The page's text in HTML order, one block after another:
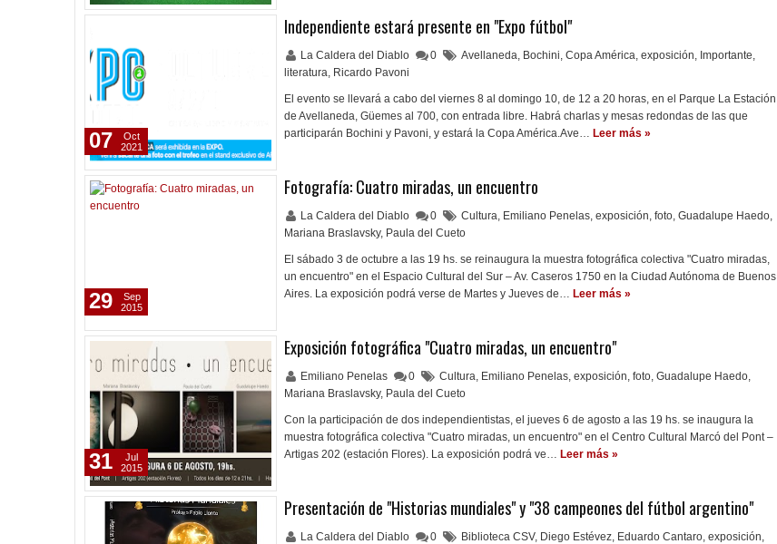
Independiente estará presente en "Expo fútbol"
La Caldera del Diablo 0 Avellaneda, Bochini, Copa América, exposición, Importante,
literatura, Ricardo Pavoni
El evento se llevará a cabo del viernes 8 al domingo 10, de 12 a 20 horas, en el Parque La Estación
de Avellaneda, Güemes al 700, con entrada libre. Habrá charlas y mesas redondas de las que
participarán Bochini y Pavoni, y estará la Copa América.Ave… Leer más »
07
Oct
2021
Fotografía: Cuatro miradas, un encuentro
La Caldera del Diablo 0 Cultura, Emiliano Penelas, exposición, foto, Guadalupe Haedo,
Mariana Braslavsky, Paula del Cueto
El sábado 3 de octubre a las 19 hs. se reinaugura la muestra fotográfica colectiva "Cuatro miradas,
un encuentro" en el Espacio Cultural del Sur – Av. Caseros 1750 en la Ciudad Autónoma de Buenos
Aires. La exposición podrá verse de Martes y Jueves de… Leer más »
29
Sep
2015
Exposición fotográfica "Cuatro miradas, un encuentro"
Emiliano Penelas 0 Cultura, Emiliano Penelas, exposición, foto, Guadalupe Haedo,
Mariana Braslavsky, Paula del Cueto
Con la participación de dos independientistas, el jueves 6 de agosto a las 19 hs. se inaugura la
muestra fotográfica colectiva "Cuatro miradas, un encuentro" en el Centro Cultural Marcó del Pont –
Artigas 202 (estación Flores). La exposición podrá ve… Leer más »
31
Jul
2015
Presentación de "Historias mundiales" y "38 campeones del fútbol argentino"
La Caldera del Diablo 0 Biblioteca CSV, Diego Estévez, Eduardo Cantaro, exposición,